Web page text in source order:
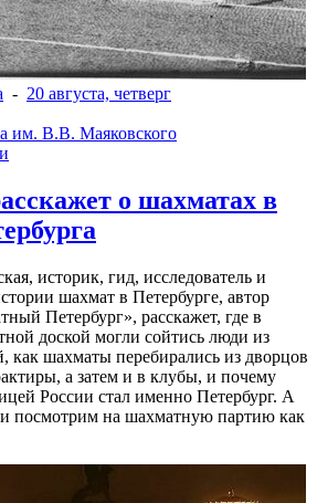
- 20 августа, четверг
им. В.В. Маяковского
о шахматах в
историк, гид, исследователь и
шахмат в Петербурге, автор
Петербург», расскажет, где в
доской могли сойтись люди из
как шахматы перебирались из дворцов
а затем и в клубы, и почему
России стал именно Петербург. А
посмотрим на шахматную партию как